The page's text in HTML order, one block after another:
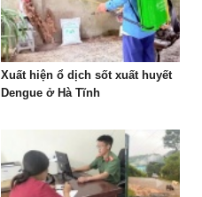
Xuất hiện ổ dịch sốt xuất huyết
Dengue ở Hà Tĩnh